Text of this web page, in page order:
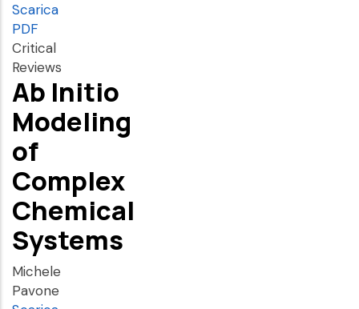
Scarica
PDF
Critical
Reviews
Ab Initio
Modeling
of
Complex
Chemical
Systems
Michele
Pavone